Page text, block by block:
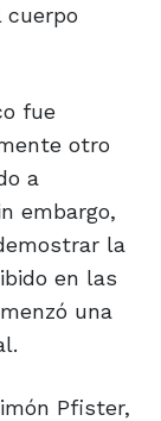
cuerpo
fue
otro
a
embargo,
la
en las
una
Pfister,